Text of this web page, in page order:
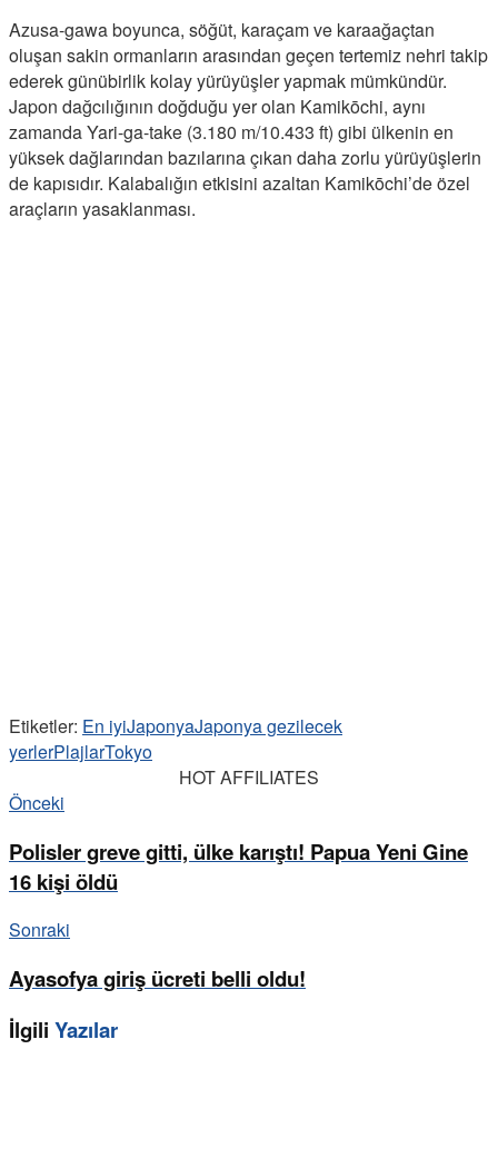
Azusa-gawa boyunca, söğüt, karaçam ve karaağaçtan
oluşan sakin ormanların arasından geçen tertemiz nehri takip
ederek günübirlik kolay yürüyüşler yapmak mümkündür.
Japon dağcılığının doğduğu yer olan Kamikōchi, aynı
zamanda Yari-ga-take (3.180 m/10.433 ft) gibi ülkenin en
yüksek dağlarından bazılarına çıkan daha zorlu yürüyüşlerin
de kapısıdır. Kalabalığın etkisini azaltan Kamikōchi’de özel
araçların yasaklanması.
Etiketler: En iyiJaponyaJaponya gezilecek
yerlerPlajlarTokyo
HOT AFFILIATES
Önceki
Polisler greve gitti, ülke karıştı! Papua Yeni Gine
16 kişi öldü
Sonraki
Ayasofya giriş ücreti belli oldu!
İlgili Yazılar